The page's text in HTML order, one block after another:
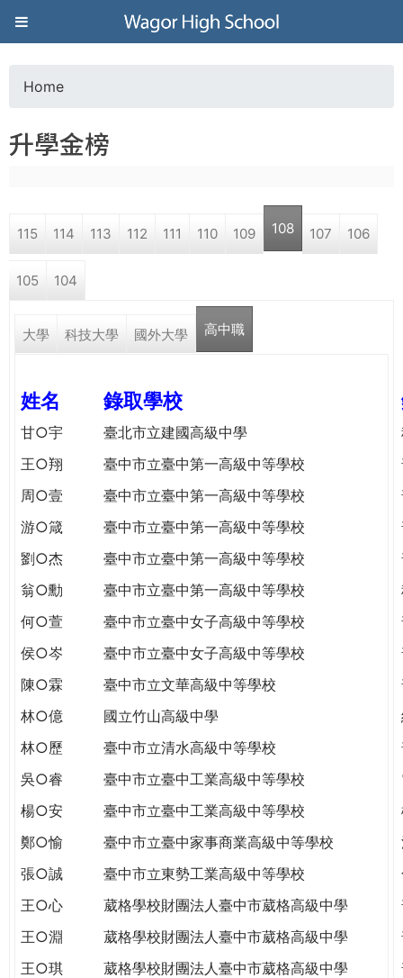
Jump to navigation
葳
格
高
學
格。
民。
TODAY
THE
WORLD
TOMORROW
PUTTING
YOU
THE
PATH
o
a
r
e
e
r
e
Home
升學金榜
115 114 113 112 111 110 109 108 107 106
105 104
大學 科技大學 國外大學 高中職
姓名 錄取學校
甘○宇 臺北市立建國高級中學
王○翔
臺中市立臺中第一高級中等學校
周○壹
臺中市立臺中第一高級中等學校
游○箴
臺中市立臺中第一高級中等學校
劉○杰
臺中市立臺中第一高級中等學校
翁○勳
臺中市立臺中第一高級中等學校
何○萱
臺中市立臺中女子高級中等學校
侯○岑
臺中市立臺中女子高級中等學校
陳○霖
臺中市立文華高級中等學校
林○億
國立竹山高級中學
林○歷
臺中市立清水高級中等學校
吳○睿
臺中市立臺中工業高級中等學校
楊○安
臺中市立臺中工業高級中等學校
鄭○愉
臺中市立臺中家事商業高級中等學校
張○誠
臺中市立東勢工業高級中等學校
王○心
葳格學校財團法人臺中市葳格高級中學
王○淵
葳格學校財團法人臺中市葳格高級中學
王○琪
葳格學校財團法人臺中市葳格高級中學